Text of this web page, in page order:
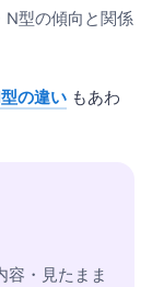
N型の傾向と関係
の違い もあわ
容・見たまま